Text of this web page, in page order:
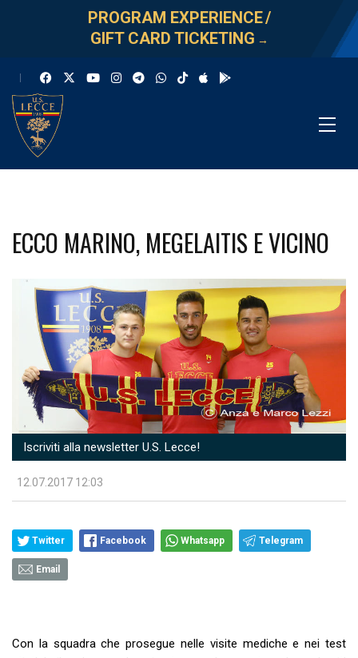
PROGRAM EXPERIENCE/
GIFT CARD TICKETING →
ECCO MARINO, MEGELAITIS E VICINO
Iscriviti alla newsletter U.S. Lecce!
12.07.2017 12:03
Twitter Facebook Whatsapp Telegram
Email
Con la squadra che prosegue nelle visite mediche e nei test